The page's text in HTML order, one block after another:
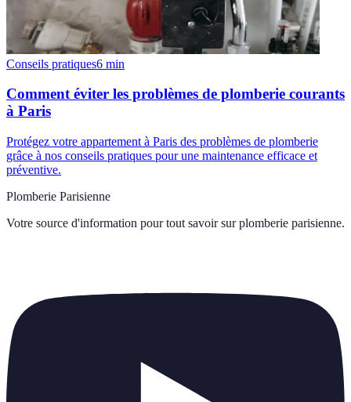
Conseils pratiques6 min
Comment éviter les problèmes de plomberie courants
à Paris
Protégez votre appartement à Paris des problèmes de plomberie
grâce à nos conseils pratiques pour une maintenance efficace et
préventive.
Plomberie Parisienne
Votre source d'information pour tout savoir sur plomberie parisienne.